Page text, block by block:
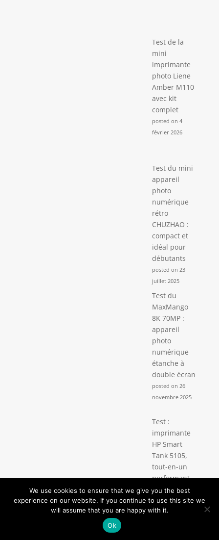
Test de la
mini
imprimante
photo Liene
Amber M110
avec kit
complet
posted on 4
février 2026
Test du mini
appareil
photo
numérique
rétro
CHUZHAO :
compact et
idéal pour
débutants
posted on 23
juillet 2025
Test du
MaxMango
8K 70MP :
appareil
photo
numérique
étanche à
double écran
posted on 26
novembre 2025
Test :
imprimante
HP Smart
Tank 5105,
tout-en-un
performant
posted on 5 avril
2026
We use cookies to ensure that we give you the best
experience on our website. If you continue to use this site we
will assume that you are happy with it.
Ok